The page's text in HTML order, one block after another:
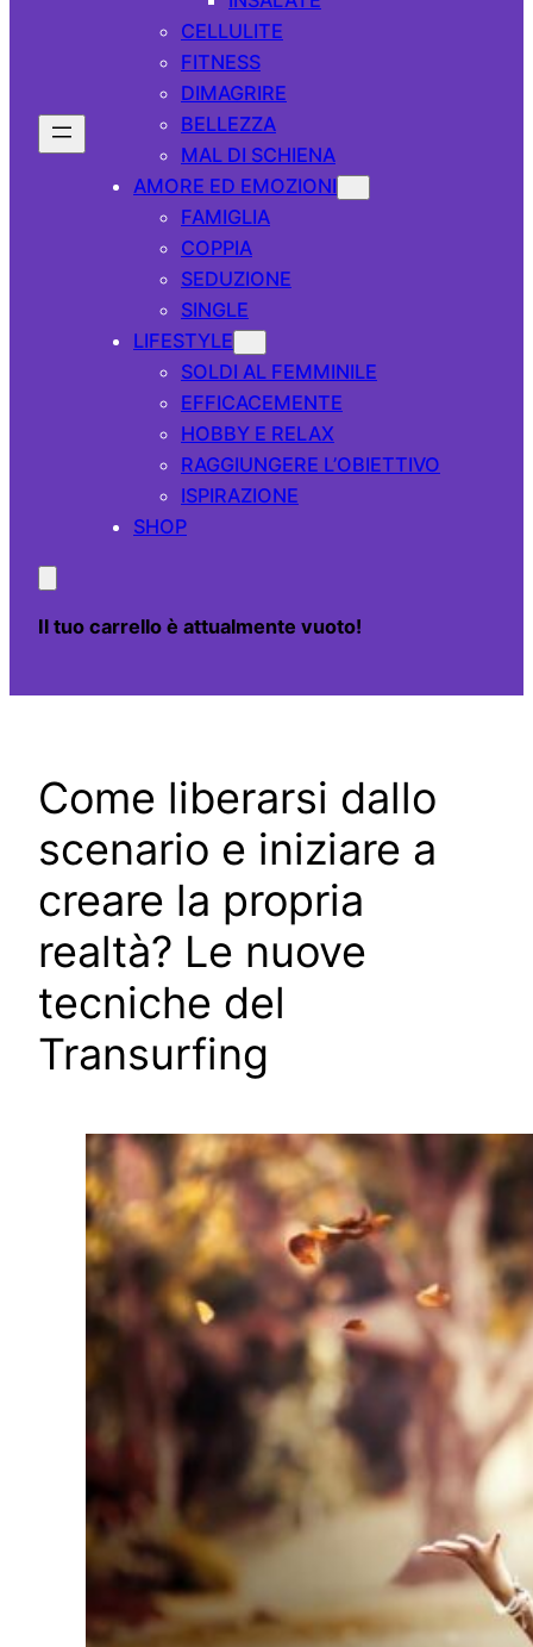
CELLULITE
FITNESS
DIMAGRIRE
BELLEZZA
MAL DI SCHIENA
AMORE ED EMOZIONI
FAMIGLIA
COPPIA
SEDUZIONE
SINGLE
LIFESTYLE
SOLDI AL FEMMINILE
EFFICACEMENTE
HOBBY E RELAX
RAGGIUNGERE L’OBIETTIVO
ISPIRAZIONE
SHOP
Il tuo carrello è attualmente vuoto!
Come liberarsi dallo
scenario e iniziare a
creare la propria
realtà? Le nuove
tecniche del
Transurfing